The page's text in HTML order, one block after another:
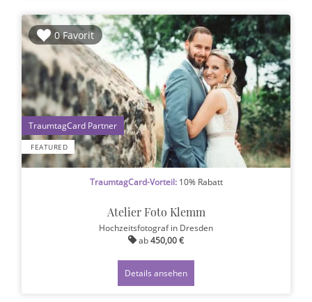
0 Favorit
FEATURED
1
TraumtagCard-Vorteil:10% Rabatt
Atelier Foto Klemm
Hochzeitsfotografin Dresden
ab450,00 €
Details ansehen